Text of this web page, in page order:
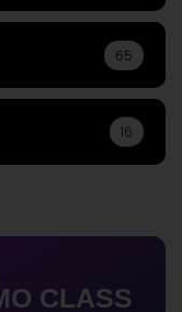
65
16
CLASS